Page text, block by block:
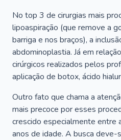
No top 3 de cirurgias mais
lipoaspiração (que remove a
barriga e nos braços), a
abdominoplastia. Já em
cirúrgicos realizados pelos
aplicação de botox, ácido
Outro fato que chama a
mais precoce por esses
crescido especialmente
anos de idade. A busca